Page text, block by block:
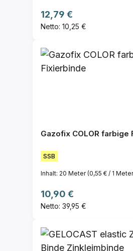
Regulärer Preis:
12,79 €
Netto: 10,25 €
Gazofix COLOR farbige
SSB
Inhalt: 20 Meter(0,55 € / 1
Regulärer Preis:
10,90 €
Netto: 39,95 €